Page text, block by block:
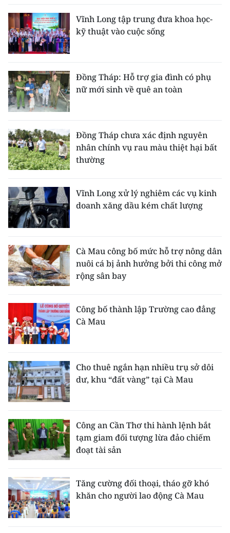
Vĩnh Long tập trung đưa khoa học-
kỹ thuật vào cuộc sống
Đồng Tháp: Hỗ trợ gia đình có phụ
nữ mới sinh về quê an toàn
Đồng Tháp chưa xác định nguyên
nhân chính vụ rau màu thiệt hại bất
thường
Vĩnh Long xử lý nghiêm các vụ kinh
doanh xăng dầu kém chất lượng
Cà Mau công bố mức hỗ trợ nông dân
nuôi cá bị ảnh hưởng bởi thi công mở
rộng sân bay
Công bố thành lập Trường cao đẳng
Cà Mau
Cho thuê ngắn hạn nhiều trụ sở dôi
dư, khu “đất vàng” tại Cà Mau
Công an Cần Thơ thi hành lệnh bắt
tạm giam đối tượng lừa đảo chiếm
đoạt tài sản
Tăng cường đối thoại, tháo gỡ khó
khăn cho người lao động Cà Mau